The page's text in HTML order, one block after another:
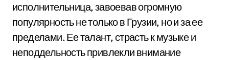
исполнительница, завоевав огромную
популярность не только в Грузии, но и за ее
пределами. Ее талант, страсть к музыке и
неподдельность привлекли внимание